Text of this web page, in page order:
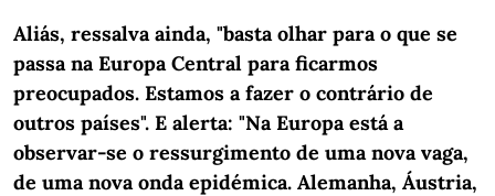
Aliás, ressalva ainda, "basta olhar para o que se
passa na Europa Central para ficarmos
preocupados. Estamos a fazer o contrário de
outros países". E alerta: "Na Europa está a
observar-se o ressurgimento de uma nova vaga,
de uma nova onda epidémica. Alemanha, Áustria,